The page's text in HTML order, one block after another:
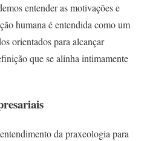
entender as motivações e
humana é entendida como um
orientados para alcançar
que se alinha intimamente
da praxeologia para